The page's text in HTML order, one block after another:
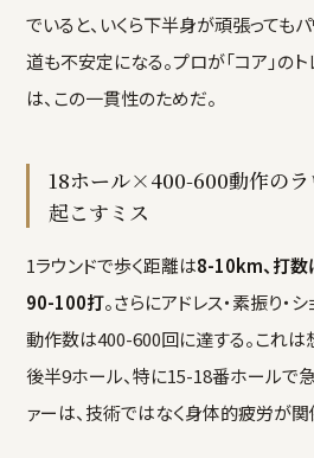
でいると、いくら下半身が頑張っても
道も不安定になる。プロが「コア」の
は、この一貫性のためだ。
18ホール×400-600動作のラ
起こすミス
1ラウンドで歩く距離は8-10km、打数
90-100打。さらにアドレス・素振り・
動作数は400-600回に達する。これは
後半9ホール、特に15-18番ホールで
ァーは、技術ではなく身体的疲労が関